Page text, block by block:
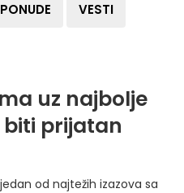
PONUDE VESTI
uz najbolje
prijatan
od najtežih izazova sa